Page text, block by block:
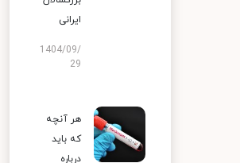
ایرانی
1404/09/
29
هر آنچه
که باید
درباره